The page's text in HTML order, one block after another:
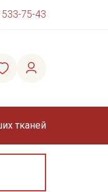
75-43
тканей